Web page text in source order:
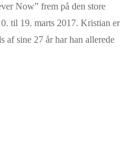
Now” frem på den store
til 19. marts 2017. Kristian er
af sine 27 år har han allerede